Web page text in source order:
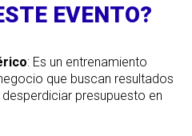
EVENTO?
: Es un entrenamiento
que buscan resultados
presupuesto en